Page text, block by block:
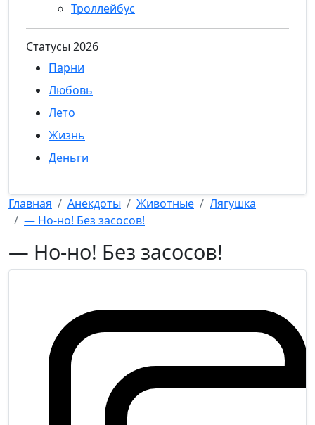
Троллейбус
Статуcы 2026
Парни
Любовь
Лето
Жизнь
Деньги
Главная Анекдоты Животные
Лягушка
— Но-но! Без засосов!
— Но-но! Без засосов!